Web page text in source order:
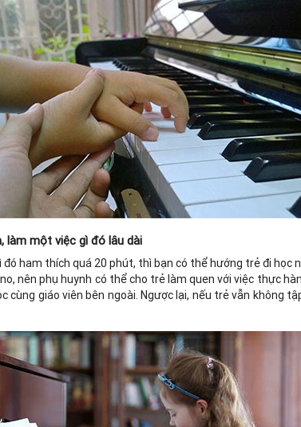
làm một việc gì đó lâu dài
ham thích quá 20 phút, thì bạn có thể hướng trẻ đi học
nên phụ huynh có thể cho trẻ làm quen với việc thực
cùng giáo viên bên ngoài. Ngược lại, nếu trẻ vẫn không